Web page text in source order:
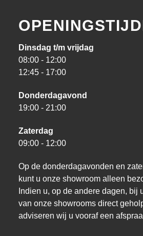
Dinsdag t/m vrijdag
08:00 - 12:00
12:45 - 17:00
Donderdagavond
19:00 - 21:00
Zaterdag
09:00 - 12:00
Op de donderdagavonden en
kunt u onze showroom alleen
Indien u, op de andere dagen, bij
van onze showrooms direct
adviseren wij u vooraf een